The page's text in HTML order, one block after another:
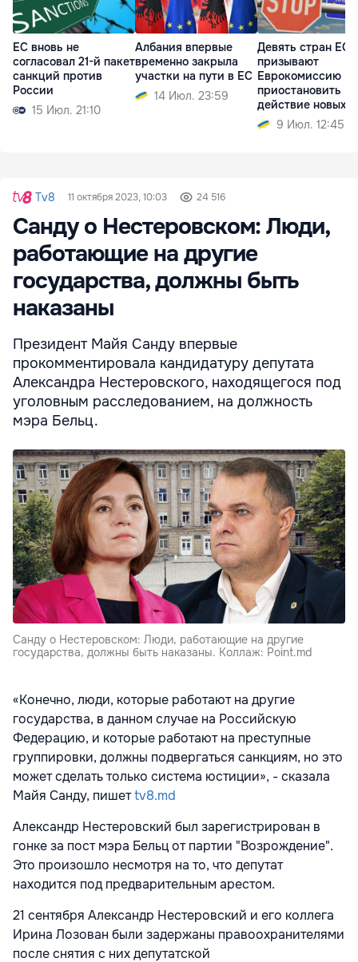
ЕС вновь не
согласовал 21-й пакет
санкций против
России
15 Июл. 21:10
Албания впервые
временно закрыла
участки на пути в ЕС
14 Июл. 23:59
Девять стран ЕС
призывают
Еврокомиссию
приостановить
действие новых
правил въезда
9 Июл. 12:45
Tv8 11 октября 2023, 10:03 24 516
Санду о Нестеровском: Люди,
работающие на другие
государства, должны быть
наказаны
Президент Майя Санду впервые
прокомментировала кандидатуру депутата
Александра Нестеровского, находящегося под
уголовным расследованием, на должность
мэра Бельц.
Санду о Нестеровском: Люди, работающие на другие
государства, должны быть наказаны. Коллаж: Point.md
«Конечно, люди, которые работают на другие
государства, в данном случае на Российскую
Федерацию, и которые работают на преступные
группировки, должны подвергаться санкциям, но это
может сделать только система юстиции», - сказала
Майя Санду, пишетtv8.md
Александр Нестеровский был зарегистрирован в
гонке за пост мэра Бельц от партии "Возрождение".
Это произошло несмотря на то, что депутат
находится под предварительным арестом.
21 сентября Александр Нестеровский и его коллега
Ирина Лозован были задержаны правоохранителями
после снятия с них депутатской